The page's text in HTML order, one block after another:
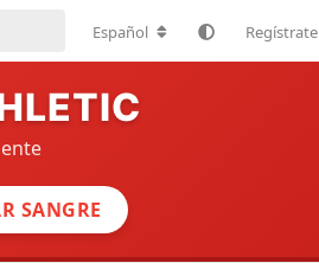
Español Regístrate
SANGRE